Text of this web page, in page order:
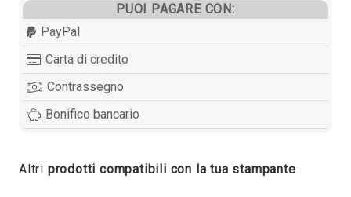
PUOI PAGARE CON:
PayPal
Carta di credito
Contrassegno
Bonifico bancario
Altri prodotti compatibili con la tua stampante